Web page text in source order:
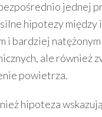
jednej
hipotezy między
i bardziej
ale również
powietrza.
hipoteza